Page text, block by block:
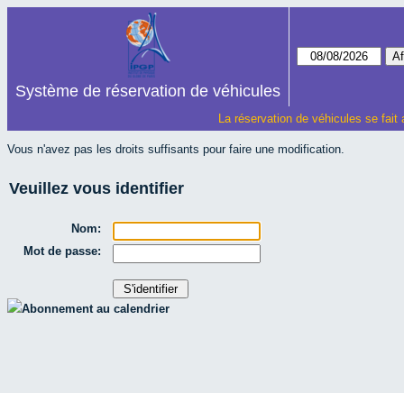
Système de réservation de véhicules
La réservation de véhicules se
Vous n'avez pas les droits suffisants pour faire une modification.
Veuillez vous identifier
Nom:
Mot de passe:
Abonnement au calendrier